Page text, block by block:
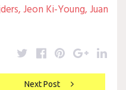
,Jeon Ki-Young,Juan
Next Post
Twitter
Facebook
Pinterest